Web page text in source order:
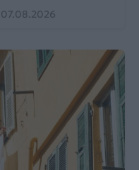
07.08.2026